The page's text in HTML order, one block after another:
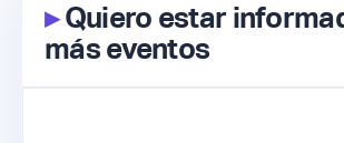
▸Quiero estar
más eventos